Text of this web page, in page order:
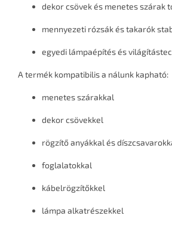
dekor csövek és menetes szárak
mennyezeti rózsák és takarók
egyedi lámpaépítés és
A termék kompatibilis a nálunk kapható:
menetes szárakkal
dekor csövekkel
rögzítő anyákkal és
foglalatokkal
kábelrögzítőkkel
lámpa alkatrészekkel